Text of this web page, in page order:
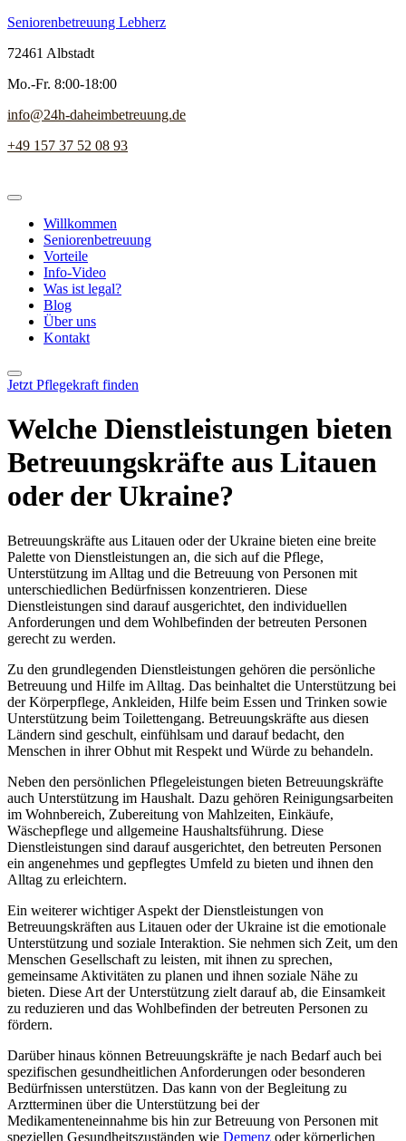
Seniorenbetreuung Lebherz
72461 Albstadt
Mo.-Fr. 8:00-18:00
info@24h-daheimbetreuung.de
+49 157 37 52 08 93
Willkommen
Seniorenbetreuung
Vorteile
Info-Video
Was ist legal?
Blog
Über uns
Kontakt
Jetzt Pflegekraft finden
Welche Dienstleistungen bieten
Betreuungskräfte aus Litauen
oder der Ukraine?
Betreuungskräfte aus Litauen oder der Ukraine bieten eine breite
Palette von Dienstleistungen an, die sich auf die Pflege,
Unterstützung im Alltag und die Betreuung von Personen mit
unterschiedlichen Bedürfnissen konzentrieren. Diese
Dienstleistungen sind darauf ausgerichtet, den individuellen
Anforderungen und dem Wohlbefinden der betreuten Personen
gerecht zu werden.
Zu den grundlegenden Dienstleistungen gehören die persönliche
Betreuung und Hilfe im Alltag. Das beinhaltet die Unterstützung bei
der Körperpflege, Ankleiden, Hilfe beim Essen und Trinken sowie
Unterstützung beim Toilettengang. Betreuungskräfte aus diesen
Ländern sind geschult, einfühlsam und darauf bedacht, den
Menschen in ihrer Obhut mit Respekt und Würde zu behandeln.
Neben den persönlichen Pflegeleistungen bieten Betreuungskräfte
auch Unterstützung im Haushalt. Dazu gehören Reinigungsarbeiten
im Wohnbereich, Zubereitung von Mahlzeiten, Einkäufe,
Wäschepflege und allgemeine Haushaltsführung. Diese
Dienstleistungen sind darauf ausgerichtet, den betreuten Personen
ein angenehmes und gepflegtes Umfeld zu bieten und ihnen den
Alltag zu erleichtern.
Ein weiterer wichtiger Aspekt der Dienstleistungen von
Betreuungskräften aus Litauen oder der Ukraine ist die emotionale
Unterstützung und soziale Interaktion. Sie nehmen sich Zeit, um den
Menschen Gesellschaft zu leisten, mit ihnen zu sprechen,
gemeinsame Aktivitäten zu planen und ihnen soziale Nähe zu
bieten. Diese Art der Unterstützung zielt darauf ab, die Einsamkeit
zu reduzieren und das Wohlbefinden der betreuten Personen zu
fördern.
Darüber hinaus können Betreuungskräfte je nach Bedarf auch bei
spezifischen gesundheitlichen Anforderungen oder besonderen
Bedürfnissen unterstützen. Das kann von der Begleitung zu
Arztterminen über die Unterstützung bei der
Medikamenteneinnahme bis hin zur Betreuung von Personen mit
speziellen Gesundheitszuständen wie Demenz oder körperlichen